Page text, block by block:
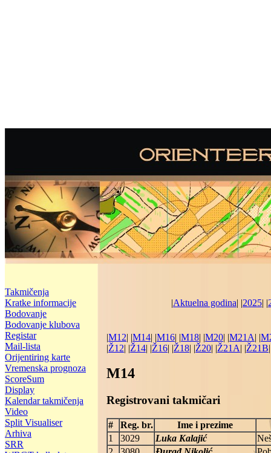
Takmičenja
Kratke informacije
Bodovanje
Bodovanje klubova
Registar
Mail-lista
Orijentiring karte
Vremenska prognoza
ScoreSum
Display
Kalendar takmičenja
Video
Split Visualiser
Arhiva
SRR
|Aktuelna godina| |2025| |
|M12| |M14| |M16| |M18| |M20| |M21A| |
|Ž12| |Ž14| |Ž16| |Ž18| |Ž20| |Ž21A| |Ž21B
M14
Registrovani takmičari
# Reg. br.
Ime i prezime
1
3029 Luka Kalajić